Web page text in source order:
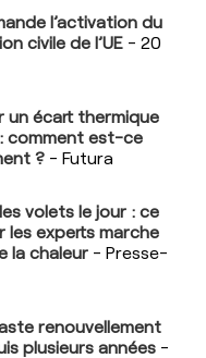
l’activation du
civile de l’UE - 20
un écart thermique
comment est-ce
? - Futura
volets le jour : ce
les experts marche
la chaleur - Presse-
renouvellement
plusieurs années -